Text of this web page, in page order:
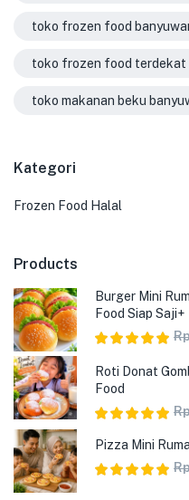
toko frozen food
toko frozen food terdekat
toko makanan beku
Kategori
Frozen Food Halal
Products
Burger Mini
Food Siap Saji+
dari 5
Roti Donat
Food
dari 5
Pizza Mini